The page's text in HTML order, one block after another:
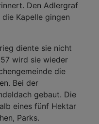
Den Adlergraf
Kapelle gingen
diente sie nicht
wird sie wieder
die
Bei der
gebaut. Die
eines fünf Hektar
Parks.